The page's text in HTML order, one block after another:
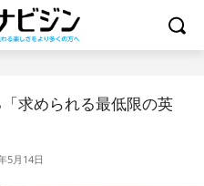
求められる最低限の英
5月14日